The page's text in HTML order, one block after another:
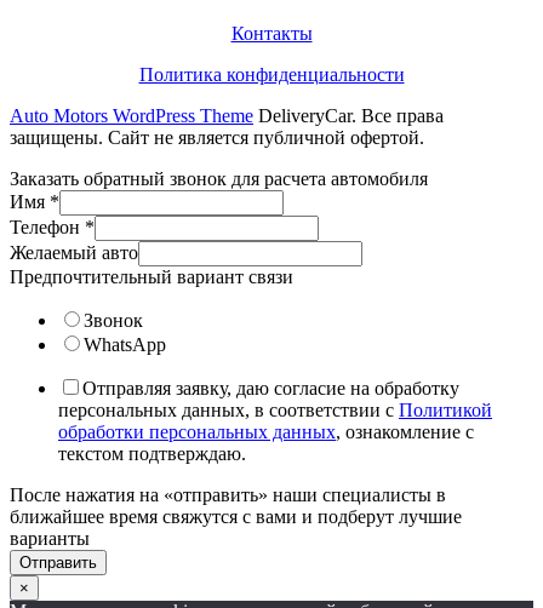
Контакты
Политика конфиденциальности
Auto Motors WordPress Theme DeliveryCar. Все права
защищены. Сайт не является публичной офертой.
Заказать обратный звонок для расчета автомобиля
Имя *
Телефон *
Желаемый авто
Предпочтительный вариант связи
Звонок
WhatsApp
Отправляя заявку, даю согласие на обработку
персональных данных, в соответствии с Политикой
обработки персональных данных, ознакомление с
текстом подтверждаю.
После нажатия на «отправить» наши специалисты в
ближайшее время свяжутся с вами и подберут лучшие
варианты
Отправить
×